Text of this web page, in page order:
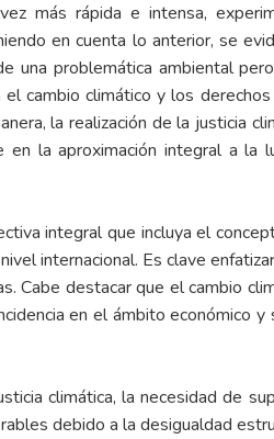
más rápida e intensa,
en cuenta lo anterior, se
una problemática ambiental
cambio climático y los
la realización de la justicia
la aproximación integral a la
integral que incluya el
internacional. Es clave
Cabe destacar que el cambio
en el ámbito económico y
climática, la necesidad de
debido a la desigualdad